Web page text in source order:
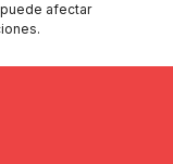
afectar